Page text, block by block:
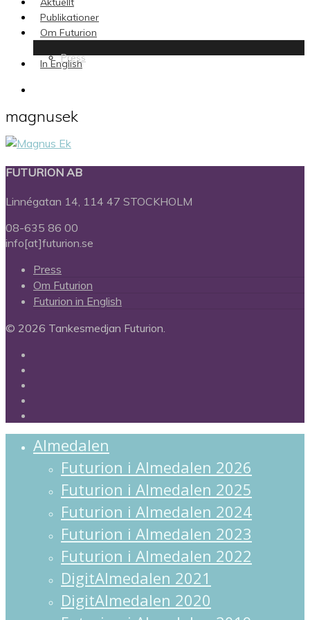
Publikationer
Om Futurion
Press
In English
magnusek
FUTURION AB
Linnégatan 14, 114 47 STOCKHOLM
08-635 86 00
info[at]futurion.se
Press
Om Futurion
Futurion in English
© 2026 Tankesmedjan Futurion.
Almedalen
Futurion i Almedalen 2026
Futurion i Almedalen 2025
Futurion i Almedalen 2024
Futurion i Almedalen 2023
Futurion i Almedalen 2022
DigitAlmedalen 2021
DigitAlmedalen 2020